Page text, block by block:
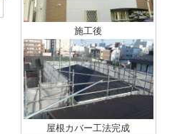
施工後
屋根カバー工法完成